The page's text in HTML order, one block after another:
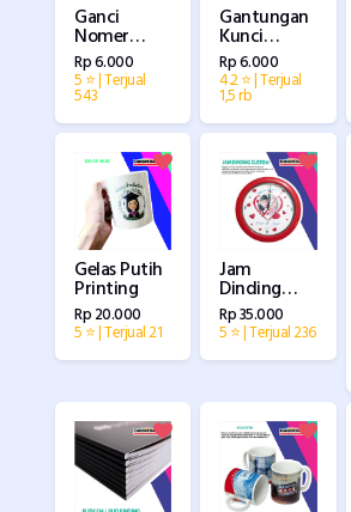
Ganci
Nomer
Kamar Kost
an
Rp 6.000
5 ⭐ | Terjual
543
Gantungan
Kunci
Akrilik
Custom
Rp 6.000
4.2 ⭐ | Terjual
1,5 rb
Gelas Putih
Printing
Rp 20.000
5 ⭐ | Terjual 21
Jam
Dinding
Souvenir
Full Printing
Rp 35.000
5 ⭐ | Terjual 236